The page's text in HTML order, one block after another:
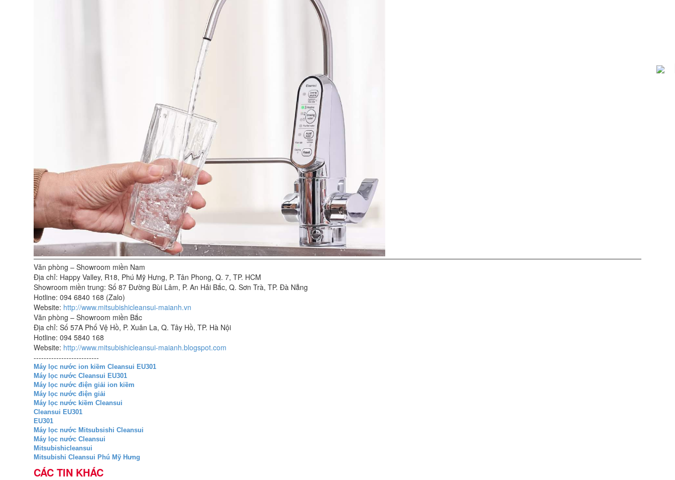
Văn phòng – Showroom miền Nam
Địa chỉ: Happy Valley, R18, Phú Mỹ Hưng, P. Tân Phong, Q. 7, TP. HCM
Showroom miền trung: Số 87 Đường Bùi Lâm, P. An Hải Bắc, Q. Sơn Trà, TP. Đà Nẵng
Hotline: 094 6840 168 (Zalo)
Website: http://www.mitsubishicleansui-maianh.vn
Văn phòng – Showroom miền Bắc
Địa chỉ: Số 57A Phố Vệ Hồ, P. Xuân La, Q. Tây Hồ, TP. Hà Nội
Hotline: 094 5840 168
Website: http://www.mitsubishicleansui-maianh.blogspot.com
--------------------------
Máy lọc nước ion kiềm Cleansui EU301
Máy lọc nước Cleansui EU301
Máy lọc nước điện giải ion kiềm
Máy lọc nước điện giải
Máy lọc nước kiềm Cleansui
Cleansui EU301
EU301
Máy lọc nước Mitsubsishi Cleansui
Máy lọc nước Cleansui
Mitsubishicleansui
Mitsubishi Cleansui Phú Mỹ Hưng
CÁC TIN KHÁC